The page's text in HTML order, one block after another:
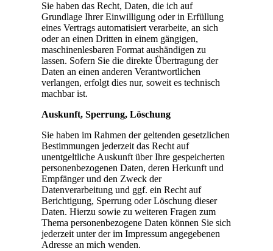
Sie haben das Recht, Daten, die ich auf
Grundlage Ihrer Einwilligung oder in Erfüllung
eines Vertrags automatisiert verarbeite, an sich
oder an einen Dritten in einem gängigen,
maschinenlesbaren Format aushändigen zu
lassen. Sofern Sie die direkte Übertragung der
Daten an einen anderen Verantwortlichen
verlangen, erfolgt dies nur, soweit es technisch
machbar ist.
Auskunft, Sperrung, Löschung
Sie haben im Rahmen der geltenden gesetzlichen
Bestimmungen jederzeit das Recht auf
unentgeltliche Auskunft über Ihre gespeicherten
personenbezogenen Daten, deren Herkunft und
Empfänger und den Zweck der
Datenverarbeitung und ggf. ein Recht auf
Berichtigung, Sperrung oder Löschung dieser
Daten. Hierzu sowie zu weiteren Fragen zum
Thema personenbezogene Daten können Sie sich
jederzeit unter der im Impressum angegebenen
Adresse an mich wenden.